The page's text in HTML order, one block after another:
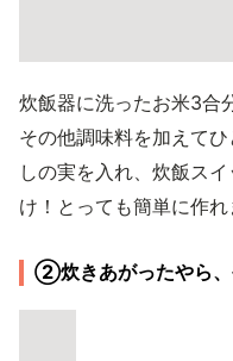
炊飯器に洗ったお米3合
その他調味料を加えて
しの実を入れ、炊飯ス
け！とっても簡単に作れ
②炊きあがったやら、